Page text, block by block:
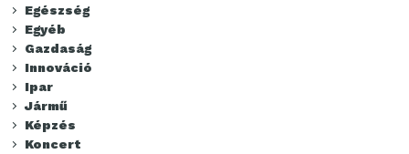
Egészség
Egyéb
Gazdaság
Innováció
Ipar
Jármű
Képzés
Koncert